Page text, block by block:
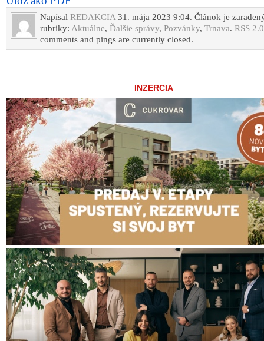
Napísal REDAKCIA31. mája 2023 9:04. Článok je
rubriky: Aktuálne, Ďalšie správy, Pozvánky, Trnava. RSS 2.0
comments and pings are currently closed.
INZERCIA